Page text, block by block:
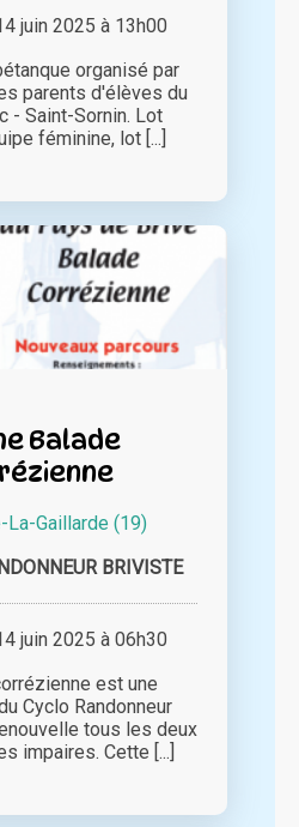
juin 2025 à 13h00
organisé par
parents d'élèves du
- Saint-Sornin. Lot
féminine, lot [...]
Balade
La-Gaillarde (19)
BRIVISTE
juin 2025 à 06h30
est une
Cyclo Randonneur
tous les deux
impaires. Cette [...]